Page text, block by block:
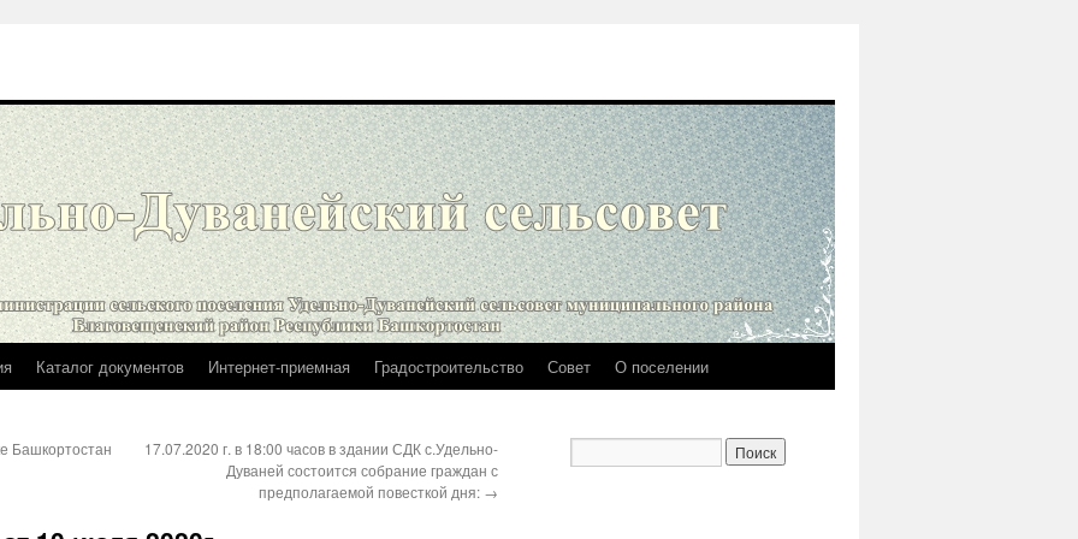
Каталог документов Интернет-приемная Градостроительство Совет О поселении
Башкортостан
17.07.2020 г. в 18:00 часов в здании СДК с.Удельно-
Дуваней состоится собрание граждан с
предполагаемой повесткой дня: →